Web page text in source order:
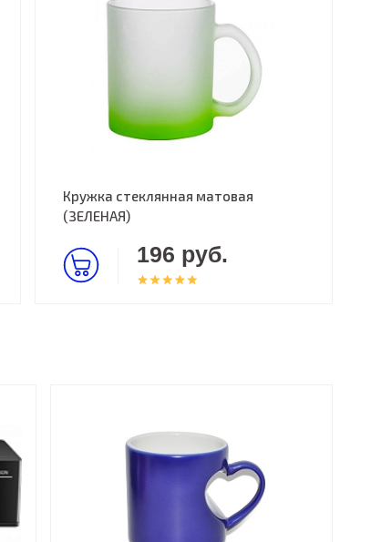
Кружка стеклянная матовая
(ЗЕЛЕНАЯ)
196 руб.